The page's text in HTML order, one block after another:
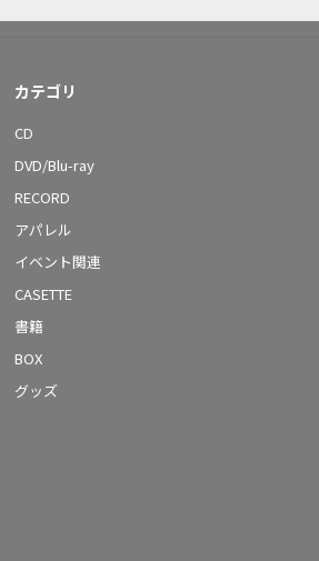
カテゴリ
CD
DVD/Blu-ray
RECORD
アパレル
イベント関連
CASETTE
書籍
BOX
グッズ